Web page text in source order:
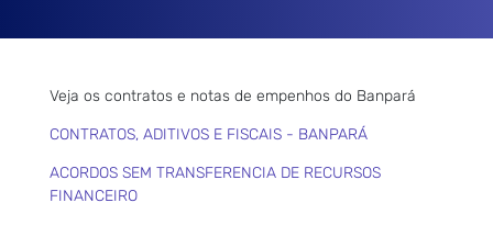
Veja os contratos e notas de empenhos do Banpará
CONTRATOS, ADITIVOS E FISCAIS - BANPARÁ
ACORDOS SEM TRANSFERENCIA DE RECURSOS
FINANCEIRO